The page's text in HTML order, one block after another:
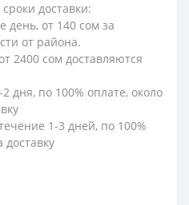
доставки:
день, от 140 сом за
от района.
2400 сом доставляются
дня, по 100% оплате, около
1-3 дней, по 100%
доставку